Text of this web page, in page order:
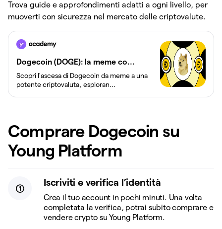
Trova guide e approfondimenti adatti a ogni livello, per
muoverti con sicurezza nel mercato delle criptovalute.
Dogecoin (DOGE): la meme co...
Scopri l'ascesa di Dogecoin da meme a una
potente criptovaluta, esploran...
Comprare Dogecoin su
Young Platform
Iscriviti e verifica l’identità
Crea il tuo account in pochi minuti. Una volta
completata la verifica, potrai subito comprare e
vendere crypto su Young Platform.